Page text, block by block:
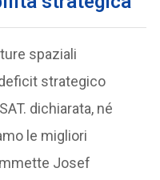
spaziali
strategico
dichiarata, né
le migliori
Josef